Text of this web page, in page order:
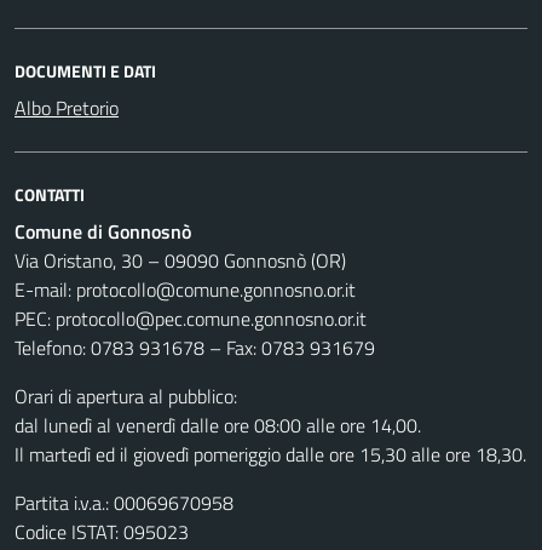
DOCUMENTI E DATI
Albo Pretorio
CONTATTI
Comune di Gonnosnò
Via Oristano, 30 – 09090 Gonnosnò (OR)
E-mail: protocollo@comune.gonnosno.or.it
PEC: protocollo@pec.comune.gonnosno.or.it
Telefono: 0783 931678 – Fax: 0783 931679
Orari di apertura al pubblico:
dal lunedì al venerdì dalle ore 08:00 alle ore 14,00.
Il martedì ed il giovedì pomeriggio dalle ore 15,30 alle ore 18,30.
Partita i.v.a.: 00069670958
Codice ISTAT: 095023